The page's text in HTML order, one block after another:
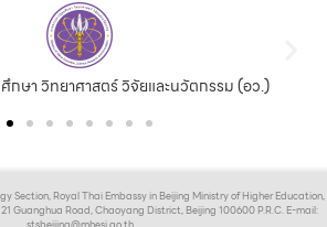
กษา วิทยาศาสตร์ วิจัยและนวัตกรรม (อว.)
Section, Royal Thai Embassy in Beijing Ministry of Higher Education,
Guanghua Road, Chaoyang District, Beijing 100600 P.R.C. E-mail: